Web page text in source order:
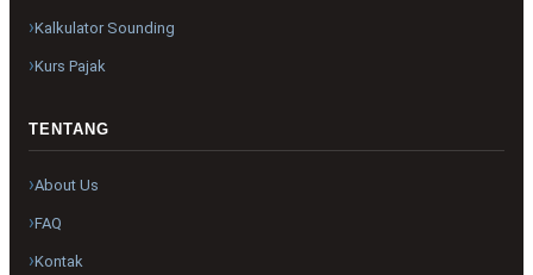
Kalkulator Sounding
Kurs Pajak
TENTANG
About Us
FAQ
Kontak